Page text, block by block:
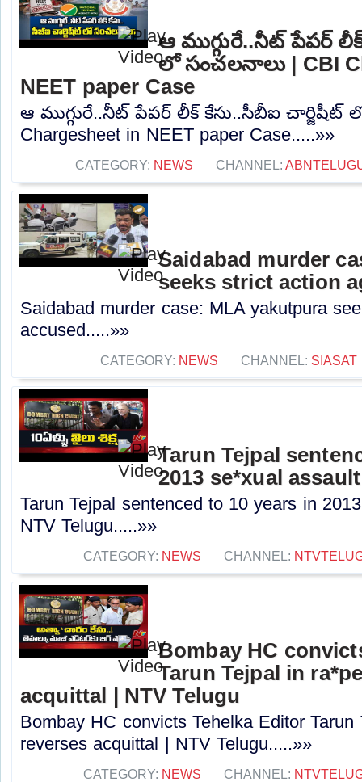
ఆ ముగ్గురే..నీట్ పేపర్
లో సంచలనాలు | CBI
NEET paper Case
ఆ ముగ్గురే..నీట్ పేపర్ లీక్ కేసు..సీబీఐ చార్జిషీట్
Chargesheet in NEET paper Case.....»»
CATEGORY: NEWS CHANNEL:
Saidabad murder
seeks strict action
Saidabad murder case: MLA yakutpura
accused.....»»
CATEGORY: NEWS CHANNEL: SIASAT
Tarun Tejpal
2013 se*xual
Tarun Tejpal sentenced to 10 years in
NTV Telugu.....»»
CATEGORY: NEWS CHANNEL:
Bombay HC
Tarun Tejpal in
acquittal | NTV Telugu
Bombay HC convicts Tehelka Editor
reverses acquittal | NTV Telugu.....»»
CATEGORY: NEWS CHANNEL: